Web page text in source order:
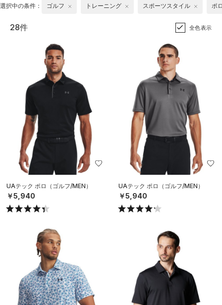
選択中の条件： ゴルフ トレーニング スポーツスタイル ポ
28件 全色表示
UAテック ポロ（ゴルフ/MEN）
￥5,940
UAテック ポロ（ゴルフ/MEN）
￥5,940